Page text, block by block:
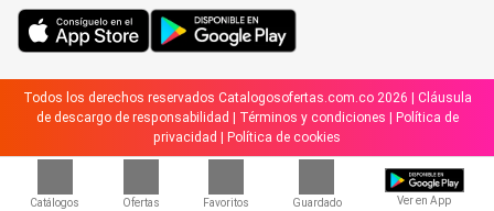
Catálogos Ofertas Favoritos Guardado Ver en App
Todos los derechos reservados Catalogosofertas.com.co 2026 | Cláusula
de descargo de responsabilidad
Términos y condiciones
Política de
privacidad
Política de cookies